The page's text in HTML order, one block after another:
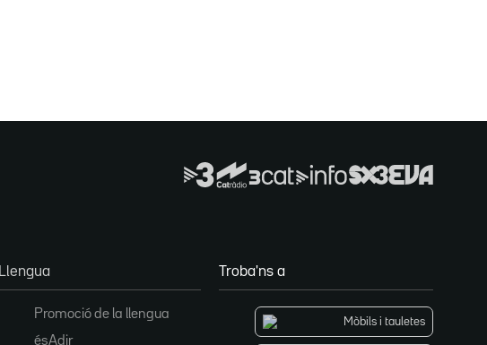
Llengua
Promoció de la llengua
ésAdir
Troba'ns a
Mòbils i tauletes